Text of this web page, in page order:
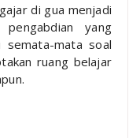
di gua menjadi
yang
semata-mata soal
ruang belajar